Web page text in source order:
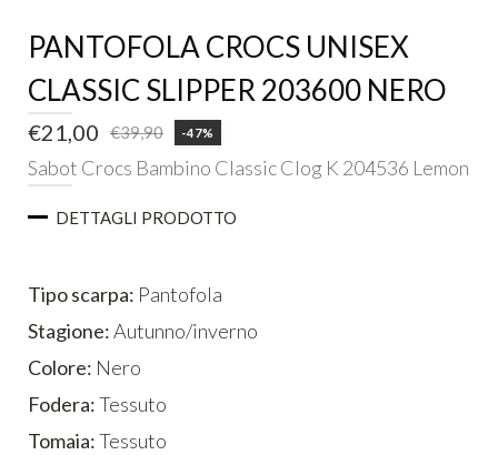
PANTOFOLA CROCS UNISEX
CLASSIC SLIPPER 203600 NERO
€39,90
Il
prezzo
originale
€39,90.
€21,00
Il
prezzo
attuale
€21,00.
-47%
Sabot Crocs Bambino Classic Clog K 204536 Lemon
ESTERNO
DETTAGLI PRODOTTO
Tipo scarpa: Pantofola
Stagione:Autunno/inverno
Colore: Nero
Fodera:Tessuto
Tomaia:Tessuto